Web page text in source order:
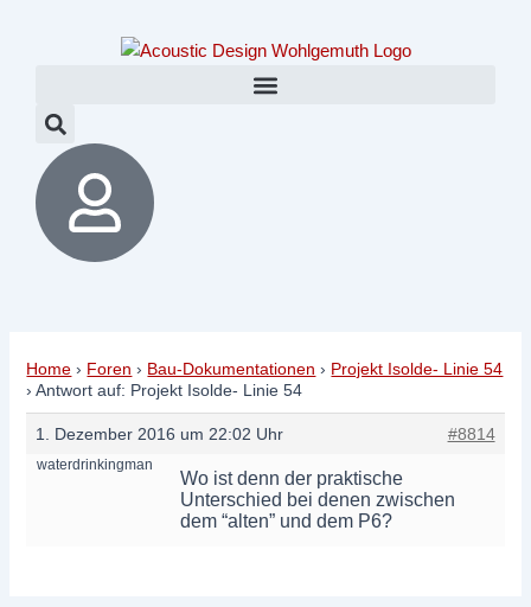
Home › Foren › Bau-Dokumentationen › Projekt Isolde- Linie 54
› Antwort auf: Projekt Isolde- Linie 54
1. Dezember 2016 um 22:02 Uhr #8814
waterdrinkingman
Wo ist denn der praktische
Unterschied bei denen zwischen
dem “alten” und dem P6?